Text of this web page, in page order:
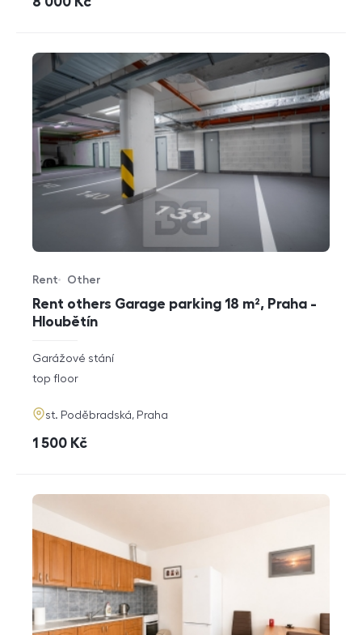
Rent others Garage parking 18 m², Praha -
Hloubětín
Offer type
Rent
Property type
Other
rozměry
disposition
Garážové stání
funkce
top floor
adresa
st. Poděbradská, Praha
cena
1 500 Kč